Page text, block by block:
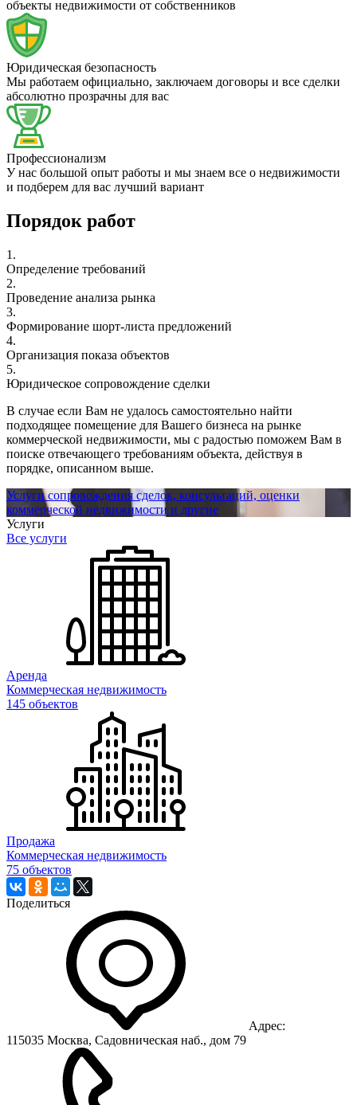
объекты недвижимости от собственников
Юридическая безопасность
Мы работаем официально, заключаем договоры и все сделки
абсолютно прозрачны для вас
Профессионализм
У нас большой опыт работы и мы знаем все о недвижимости
и подберем для вас лучший вариант
Порядок работ
1.
Определение требований
2.
Проведение анализа рынка
3.
Формирование шорт-листа предложений
4.
Организация показа объектов
5.
Юридическое сопровождение сделки
В случае если Вам не удалось самостоятельно найти
подходящее помещение для Вашего бизнеса на рынке
коммерческой недвижимости, мы с радостью поможем Вам в
поиске отвечающего требованиям объекта, действуя в
порядке, описанном выше.
Услуги сопровождения сделок, консультаций, оценки
коммерческой недвижимости и другие
Услуги
Все услуги
Аренда
Коммерческая недвижимость
145 объектов
Продажа
Коммерческая недвижимость
75 объектов
Поделиться
Адрес:
115035 Москва, Садовническая наб., дом 79